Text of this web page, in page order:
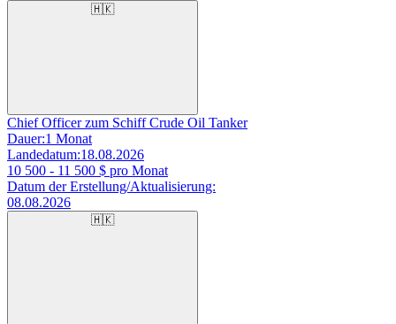
🇭🇰
Chief Officer zum Schiff Crude Oil Tanker
Dauer:1 Monat
Landedatum:18.08.2026
10 500 - 11 500 $ pro Monat
Datum der Erstellung/Aktualisierung:
08.08.2026
🇭🇰